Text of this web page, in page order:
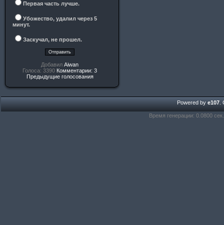
Первая часть лучше.
Убожество, удалил через 5
минут.
Заскучал, не прошел.
Добавил Aiwan
Голоса: 3390 Комментарии: 3
Предыдущие голосования
Powered by e107
Время генерации: 0.0800